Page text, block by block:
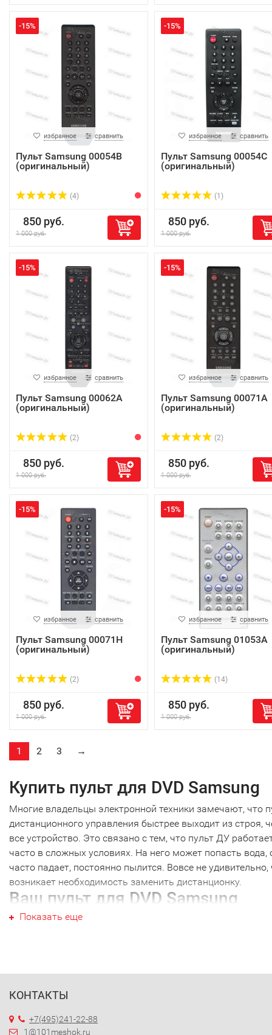
-15%
избранное сравнить
Пульт Samsung 00054B
(оригинальный)
(4)
850 руб.
1 000 руб.
-15%
избранное сравнить
Пульт Samsung 00054C
(оригинальный)
(1)
850 руб.
1 000 руб.
-15%
избранное сравнить
Пульт Samsung 00062A
(оригинальный)
(2)
850 руб.
1 000 руб.
-15%
избранное сравнить
Пульт Samsung 00071A
(оригинальный)
(2)
850 руб.
1 000 руб.
-15%
избранное сравнить
Пульт Samsung 00071H
(оригинальный)
(2)
850 руб.
1 000 руб.
-15%
избранное сравнить
Пульт Samsung 01053A
(оригинальный)
(14)
850 руб.
1 000 руб.
1 2 3 →
Купить пульт для DVD Samsung
Многие владельцы электронной техники замечают, что
дистанционного управления быстрее выходит из строя,
все устройство. Это связано с тем, что пульт ДУ
часто в сложных условиях. На него может попасть вода,
часто падает, постоянно пылится. Вовсе не удивительно,
возникает необходимость заменить дистанционку.
Ваш пульт для DVD Samsung
Ваш пульт для DVD Samsung не являются исключением,
каждый пульт ДУ работает только с определенной
устройство, которое не будет работать с вашей техникой.
Показать еще
КОНТАКТЫ
+7(495)241-22-88
1@101meshok.ru